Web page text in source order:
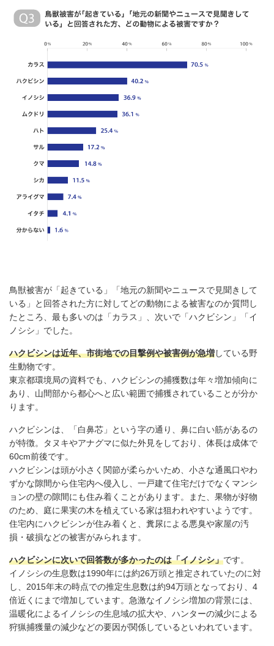
鳥獣被害が「起きている」「地元の新聞やニュースで見聞きして
いる」と回答された方に対してどの動物による被害なのか質問し
たところ、最も多いのは「カラス」、次いで「ハクビシン」「イ
ノシシ」でした。
ハクビシンは近年、市街地での目撃例や被害例が急増している野
生動物です。
東京都環境局の資料でも、ハクビシンの捕獲数は年々増加傾向に
あり、山間部から都心へと広い範囲で捕獲されていることが分か
ります。
ハクビシンは、「白鼻芯」という字の通り、鼻に白い筋があるの
が特徴。タヌキやアナグマに似た外見をしており、体長は成体で
60cm前後です。
ハクビシンは頭が小さく関節が柔らかいため、小さな通風口やわ
ずかな隙間から住宅内へ侵入し、一戸建て住宅だけでなくマンシ
ョンの壁の隙間にも住み着くことがあります。また、果物が好物
のため、庭に果実の木を植えている家は狙われやすいようです。
住宅内にハクビシンが住み着くと、糞尿による悪臭や家屋の汚
損・破損などの被害がみられます。
ハクビシンに次いで回答数が多かったのは「イノシシ」です。
イノシシの生息数は1990年には約26万頭と推定されていたのに対
し、2015年末の時点での推定生息数は約94万頭となっており、4
倍近くにまで増加しています。急激なイノシシ増加の背景には、
温暖化によるイノシシの生息域の拡大や、ハンターの減少による
狩猟捕獲量の減少などの要因が関係しているといわれています。